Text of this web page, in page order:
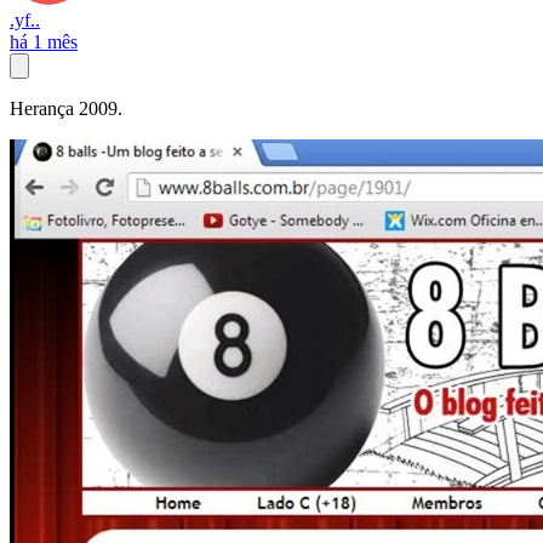
.yf..
há 1 mês
Herança 2009.